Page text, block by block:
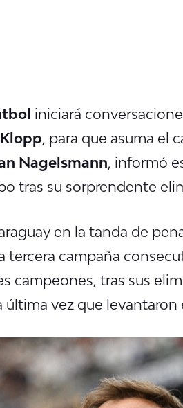
iniciará
, para que asuma el
Nagelsmann , informó
tras su sorprendente
en la tanda de
tercera campaña
campeones, tras sus
última vez que levantaron